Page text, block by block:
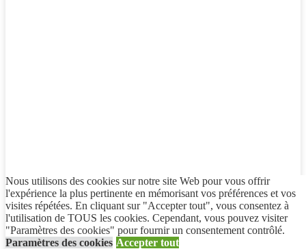
Nous utilisons des cookies sur notre site Web pour vous offrir
l'expérience la plus pertinente en mémorisant vos préférences et vos
visites répétées. En cliquant sur "Accepter tout", vous consentez à
l'utilisation de TOUS les cookies. Cependant, vous pouvez visiter
"Paramètres des cookies" pour fournir un consentement contrôlé.
Paramètres des cookies Accepter tout